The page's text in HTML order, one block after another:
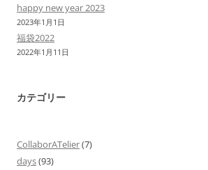
happy new year 2023
2023年1月1日
福袋2022
2022年1月11日
カテゴリー
CollaborATelier(7)
days(93)